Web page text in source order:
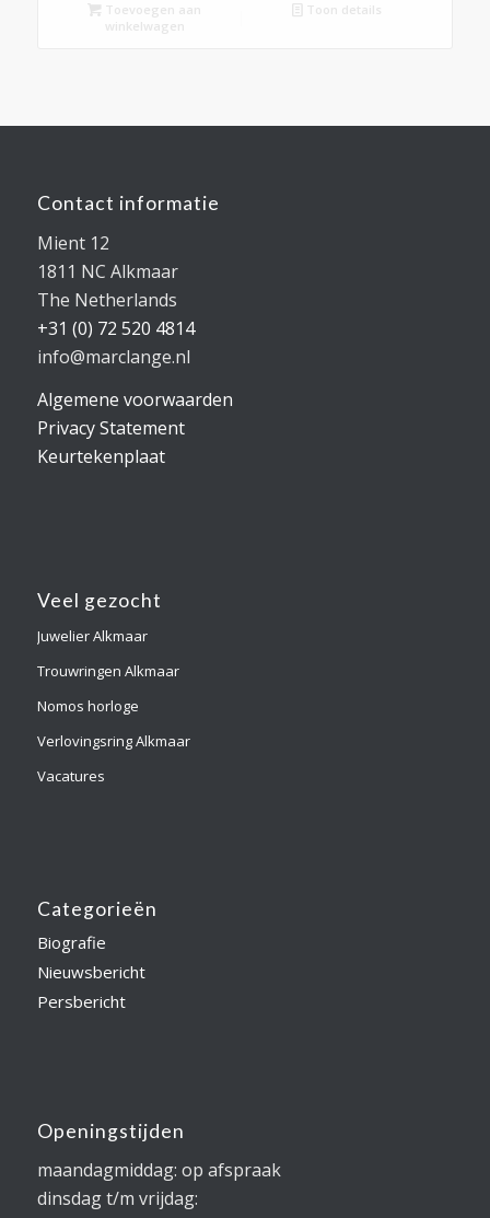
Toevoegen aan
winkelwagen
Toon details
Contact informatie
Mient 12
1811 NC Alkmaar
The Netherlands
+31 (0) 72 520 4814
info@marclange.nl
Algemene voorwaarden
Privacy Statement
Keurtekenplaat
Veel gezocht
Juwelier Alkmaar
Trouwringen Alkmaar
Nomos horloge
Verlovingsring Alkmaar
Vacatures
Categorieën
Biografie
Nieuwsbericht
Persbericht
Openingstijden
maandagmiddag: op afspraak
dinsdag t/m vrijdag: